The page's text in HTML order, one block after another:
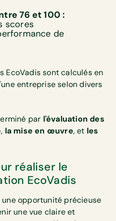
76 et 100 :
scores
de
EcoVadis sont calculés en
entreprise selon divers
par l'évaluation des
, la mise en œuvre, et les
réaliser le
EcoVadis
une opportunité précieuse
une vue claire et